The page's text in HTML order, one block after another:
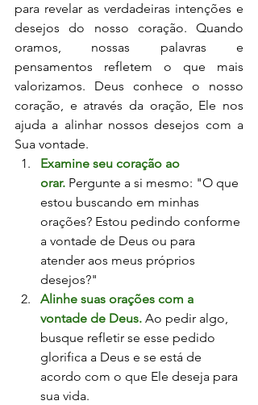
para revelar as verdadeiras intenções e
desejos do nosso coração. Quando
oramos, nossas palavras e
pensamentos refletem o que mais
valorizamos. Deus conhece o nosso
coração, e através da oração, Ele nos
ajuda a alinhar nossos desejos com a
Sua vontade.
Examine seu coração ao
orar. Pergunte a si mesmo: "O que
estou buscando em minhas
orações? Estou pedindo conforme
a vontade de Deus ou para
atender aos meus próprios
desejos?"
Alinhe suas orações com a
vontade de Deus. Ao pedir algo,
busque refletir se esse pedido
glorifica a Deus e se está de
acordo com o que Ele deseja para
sua vida.